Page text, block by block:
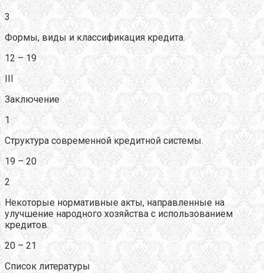
3
Формы, виды и классификация кредита.
12 – 19
III
Заключение
1
Структура современной кредитной системы.
19 – 20
2
Некоторые нормативные акты, направленные на
улучшение народного хозяйства с использованием
кредитов.
20 – 21
Список литературы